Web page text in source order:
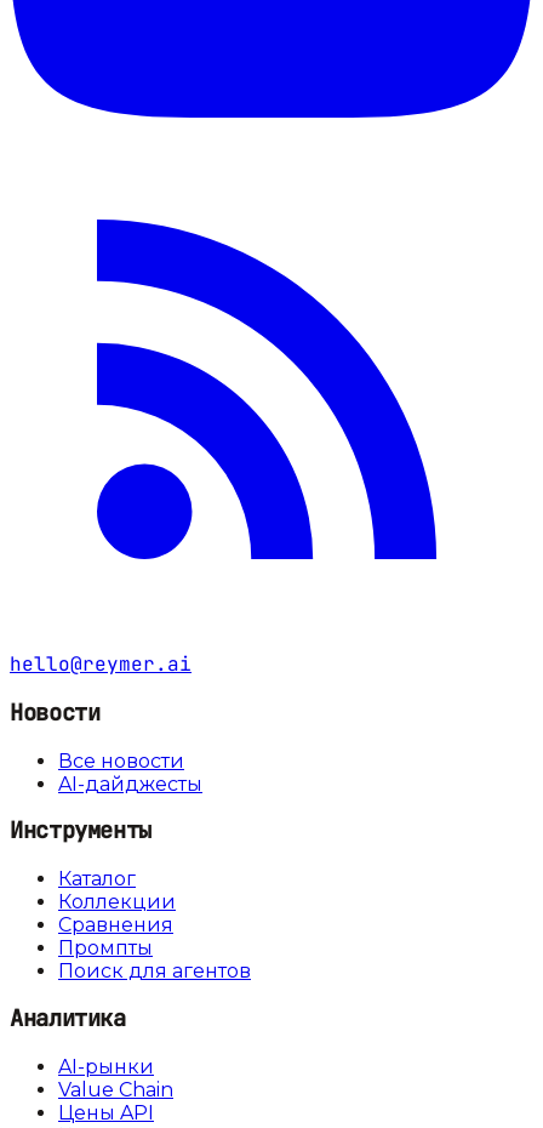
hello@reymer.ai
Новости
Все новости
AI-дайджесты
Инструменты
Каталог
Коллекции
Сравнения
Промпты
Поиск для агентов
Аналитика
AI-рынки
Value Chain
Цены API